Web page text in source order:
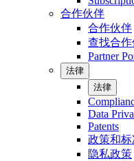
合作伙伴
合作伙伴
查找合
Partner
法律
法律
Data
Patents
政策和标
隐私政策